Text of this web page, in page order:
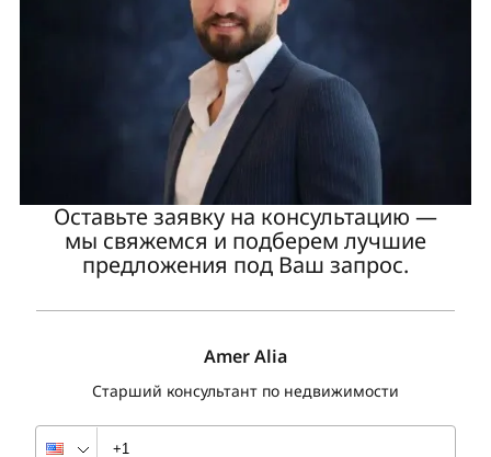
Оставьте заявку на консультацию —
мы свяжемся и подберем лучшие
предложения под Ваш запрос.
Amer Alia
Старший консультант по недвижимости